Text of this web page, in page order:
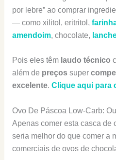
por lebre” ao comprar
— como xilitol, eritritol,
amendoim, chocolate,
Pois eles têm laudo técnico
além de preçossuper
excelente. Clique aqui para
Ovo De Páscoa Low-Carb:
Apenas comer esta casca de
seria melhor do que comer a
comerciais de ovos de